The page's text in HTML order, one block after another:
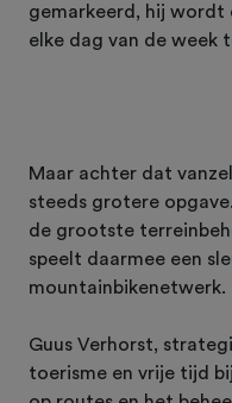
gemarkeerd, hij wordt
elke dag van de week
Maar achter dat
steeds grotere
de grootste
speelt daarmee een
mountainbikenetwerk.
Guus Verhorst,
toerisme en vrije tijd